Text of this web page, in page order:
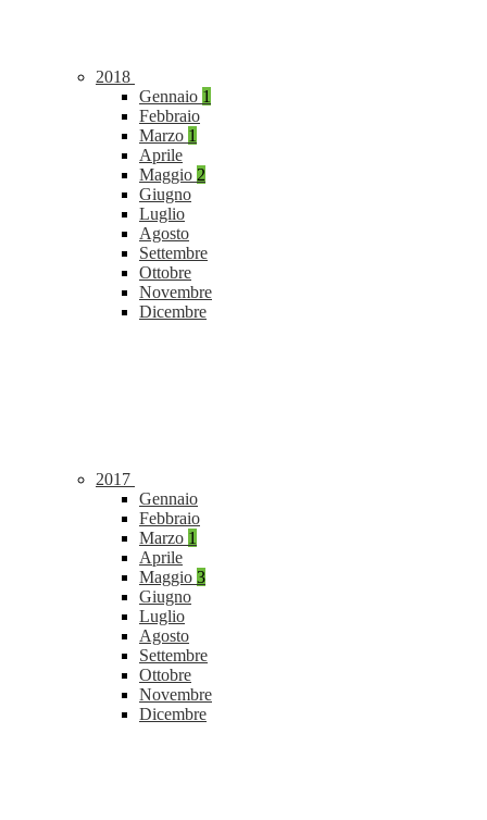
2018
Gennaio 1
Febbraio
Marzo 1
Aprile
Maggio 2
Giugno
Luglio
Agosto
Settembre
Ottobre
Novembre
Dicembre
2017
Gennaio
Febbraio
Marzo 1
Aprile
Maggio 3
Giugno
Luglio
Agosto
Settembre
Ottobre
Novembre
Dicembre